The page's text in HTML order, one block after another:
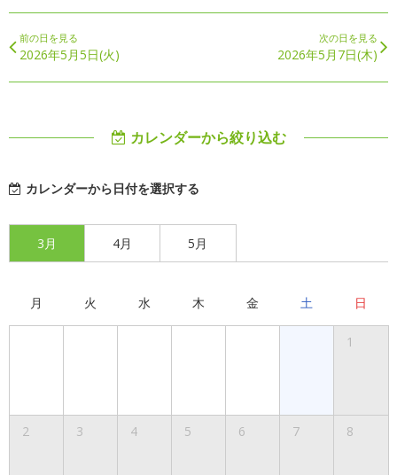
前の日を見る
2026年5月5日(火)
次の日を見る
2026年5月7日(木)
カレンダーから絞り込む
カレンダーから日付を選択する
3月 4月 5月
月 火 水 木 金 土 日
1
2 3 4 5 6 7 8